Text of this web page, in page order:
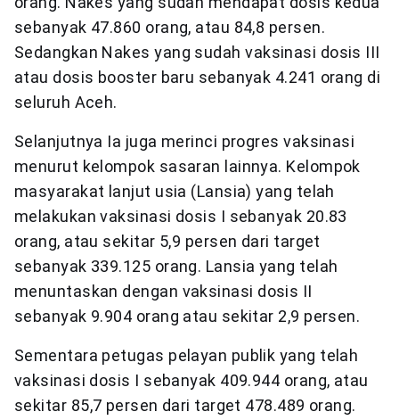
sebanyak 47.860 orang, atau 84,8 persen.
Sedangkan Nakes yang sudah vaksinasi dosis III
atau dosis booster baru sebanyak 4.241 orang di
seluruh Aceh.
Selanjutnya Ia juga merinci progres vaksinasi
menurut kelompok sasaran lainnya. Kelompok
masyarakat lanjut usia (Lansia) yang telah
melakukan vaksinasi dosis I sebanyak 20.83
orang, atau sekitar 5,9 persen dari target
sebanyak 339.125 orang. Lansia yang telah
menuntaskan dengan vaksinasi dosis II
sebanyak 9.904 orang atau sekitar 2,9 persen.
Sementara petugas pelayan publik yang telah
vaksinasi dosis I sebanyak 409.944 orang, atau
sekitar 85,7 persen dari target 478.489 orang.